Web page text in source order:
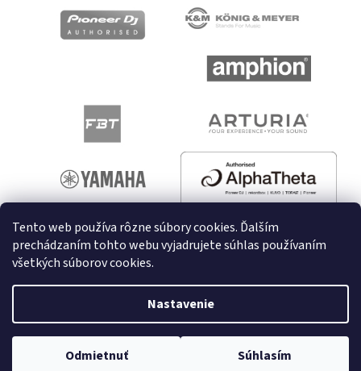
Tento web používa rôzne súbory cookies. Ďalším
prechádzaním tohto webu vyjadrujete súhlas používaním
všetkých súborov cookies.
Nastavenie
Odmietnuť Súhlasím
Vytvoril Shoptet
Copyright 2026melodyshop.sk. Všetky práva vyhradené.
Upraviť nastavenie cookies